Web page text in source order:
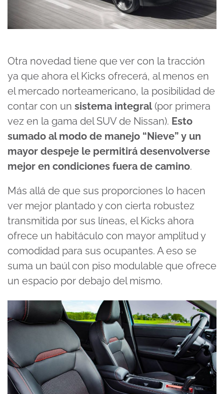
Otra novedad tiene que ver con la tracción
ya que ahora el Kicks ofrecerá, al menos en
el mercado norteamericano, la posibilidad de
contar con un sistema integral(por primera
vez en la gama del SUV de Nissan). Esto
sumado al modo de manejo “Nieve” y un
mayor despeje le permitirá desenvolverse
mejor en condiciones fuera de camino.
Más allá de que sus proporciones lo hacen
ver mejor plantado y con cierta robustez
transmitida por sus líneas, el Kicks ahora
ofrece un habitáculo con mayor amplitud y
comodidad para sus ocupantes. A eso se
suma un baúl con piso modulable que ofrece
un espacio por debajo del mismo.